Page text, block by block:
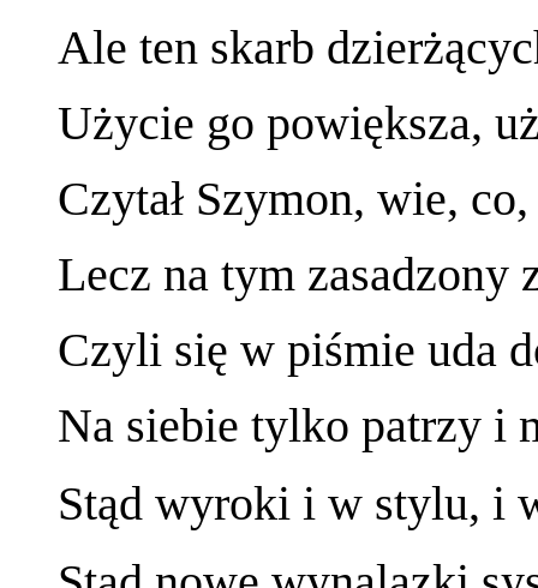
Ale ten skarb
Użycie go powiększa,
Czytał Szymon, wie,
Lecz na tym zasadzony
Czyli się w piśmie uda
Na siebie tylko patrzy i
Stąd wyroki i w stylu, i